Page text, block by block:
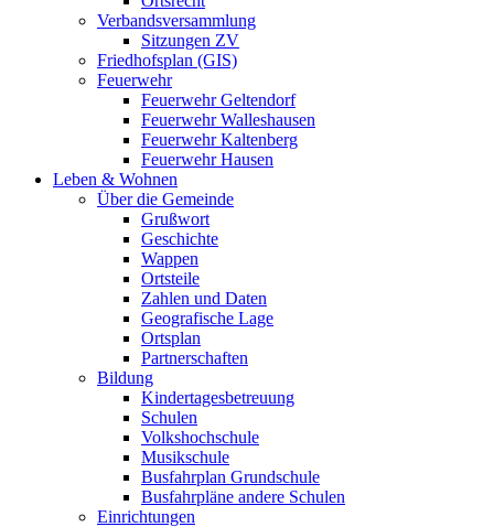
Verbandsversammlung
Sitzungen ZV
Friedhofsplan (GIS)
Feuerwehr
Feuerwehr Geltendorf
Feuerwehr Walleshausen
Feuerwehr Kaltenberg
Feuerwehr Hausen
Leben & Wohnen
Über die Gemeinde
Grußwort
Geschichte
Wappen
Ortsteile
Zahlen und Daten
Geografische Lage
Ortsplan
Partnerschaften
Bildung
Kindertagesbetreuung
Schulen
Volkshochschule
Musikschule
Busfahrplan Grundschule
Busfahrpläne andere Schulen
Einrichtungen